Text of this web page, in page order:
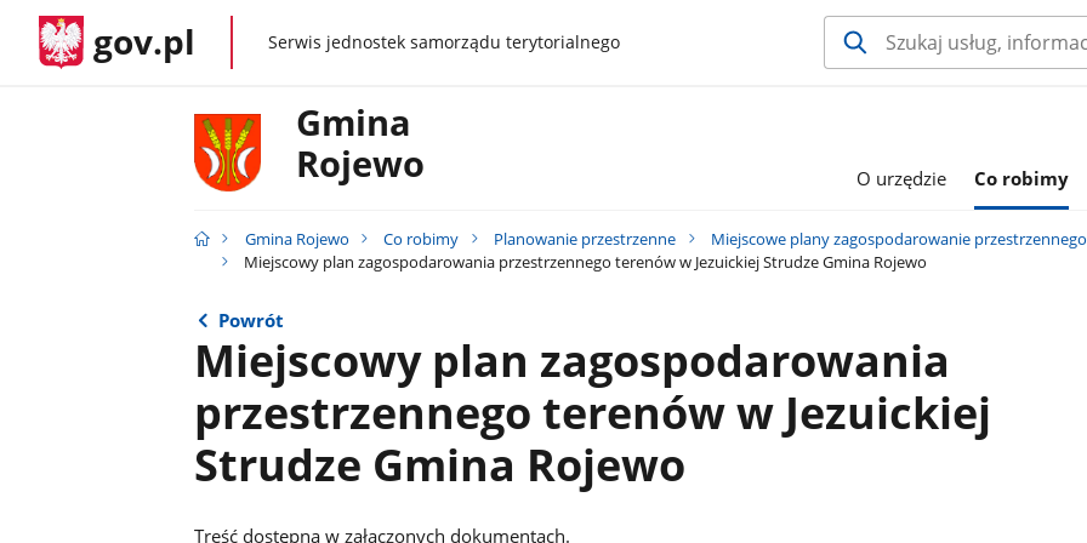
gov.pl gov.plSerwis jednostek samorządu terytorialnego
Gmina
Rojewo
O urzędzie Co robimy
Gmina Rojewo Co robimy Planowanie przestrzenne
Miejscowe plany zagospodarowanie przestrzennego
Miejscowy plan zagospodarowania przestrzennego terenów w Jezuickiej Strudze Gmina Rojewo
Powrót
Miejscowy plan zagospodarowania
przestrzennego terenów w Jezuickiej
Strudze Gmina Rojewo
Treść dostępna w załączonych dokumentach.